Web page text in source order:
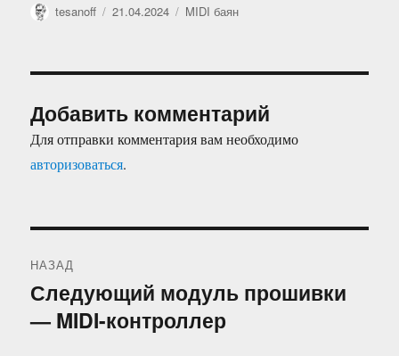
Автор
tesanoff Опубликовано
21.04.2024 Рубрики
MIDI баян
Добавить комментарий
Для отправки комментария вам необходимо
авторизоваться.
по
записям
НАЗАД
Предыдущая
запись:
Следующий модуль прошивки
— MIDI-контроллер